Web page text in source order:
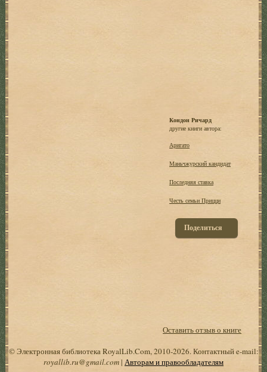
Кондон Ричард
другие книги автора:
Аригато
Маньчжурский кандидат
Последняя ставка
Честь семьи Прицци
Поделиться
Оставить отзыв о книге
© Электронная библиотека RoyalLib.Com, 2010-2026. Контактный e-mail:
royallib.ru@gmail.com| Авторам и правообладателям